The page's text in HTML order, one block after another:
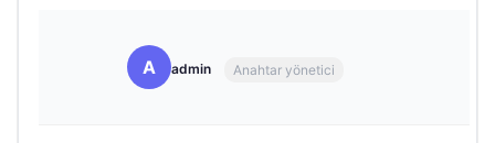
A admin Anahtar yönetici